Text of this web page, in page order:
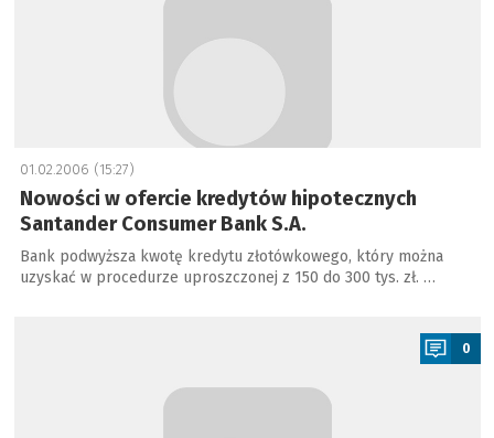
01.02.2006 (15:27)
Nowości w ofercie kredytów hipotecznych
Santander Consumer Bank S.A.
Bank podwyższa kwotę kredytu złotówkowego, który można
uzyskać w procedurze uproszczonej z 150 do 300 tys. zł. …
0